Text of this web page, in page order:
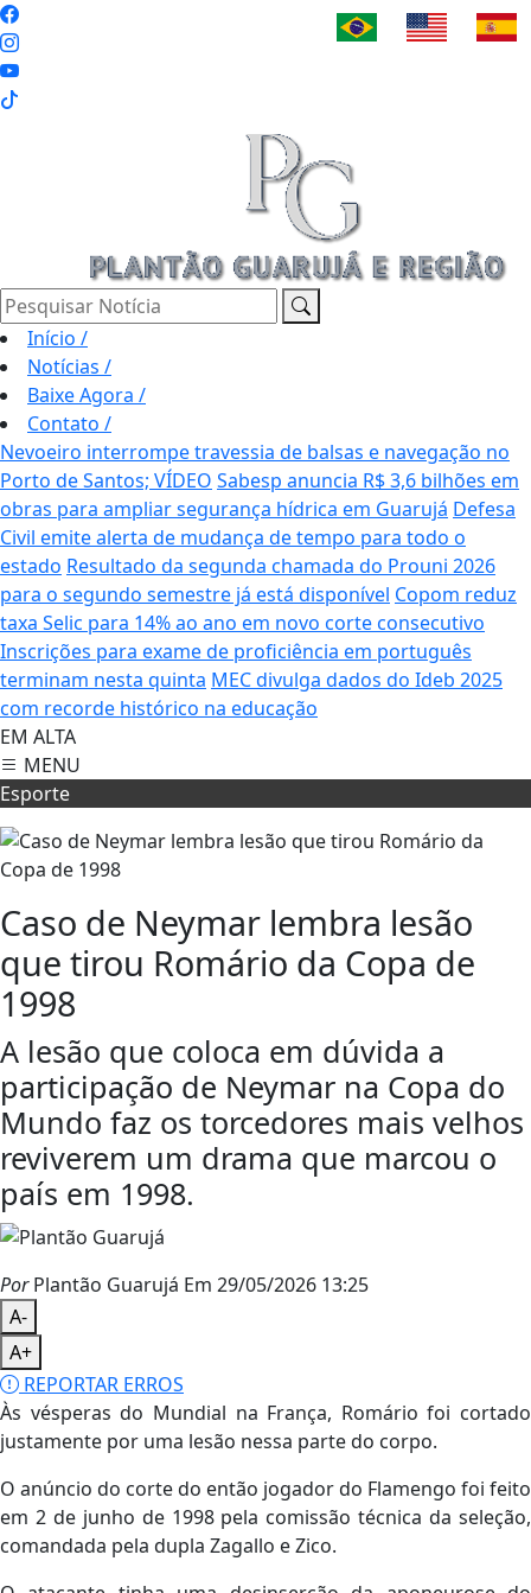
Pesquisar Notícia
Início /
Notícias /
Baixe Agora /
Contato /
Nevoeiro interrompe travessia de balsas e navegação no
Porto de Santos; VÍDEO Sabesp anuncia R$ 3,6 bilhões em
obras para ampliar segurança hídrica em Guarujá Defesa
Civil emite alerta de mudança de tempo para todo o
estado Resultado da segunda chamada do Prouni 2026
para o segundo semestre já está disponível Copom reduz
taxa Selic para 14% ao ano em novo corte consecutivo
Inscrições para exame de proficiência em português
terminam nesta quinta MEC divulga dados do Ideb 2025
com recorde histórico na educação
EM ALTA
MENU
Esporte
Caso de Neymar lembra lesão
que tirou Romário da Copa de
1998
A lesão que coloca em dúvida a
participação de Neymar na Copa do
Mundo faz os torcedores mais velhos
reviverem um drama que marcou o
país em 1998.
PorPlantão Guarujá Em 29/05/2026 13:25
A-
A+
REPORTAR ERROS
Às vésperas do Mundial na França, Romário foi cortado
justamente por uma lesão nessa parte do corpo.
O anúncio do corte do então jogador do Flamengo foi feito
em 2 de junho de 1998 pela comissão técnica da seleção,
comandada pela dupla Zagallo e Zico.